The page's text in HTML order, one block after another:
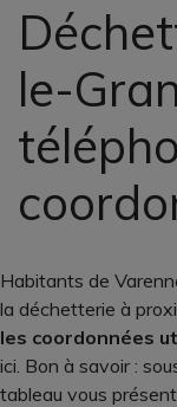
le-
Habitants de
la déchetterie à
les coordonnées
ici. Bon à savoir :
tableau vous